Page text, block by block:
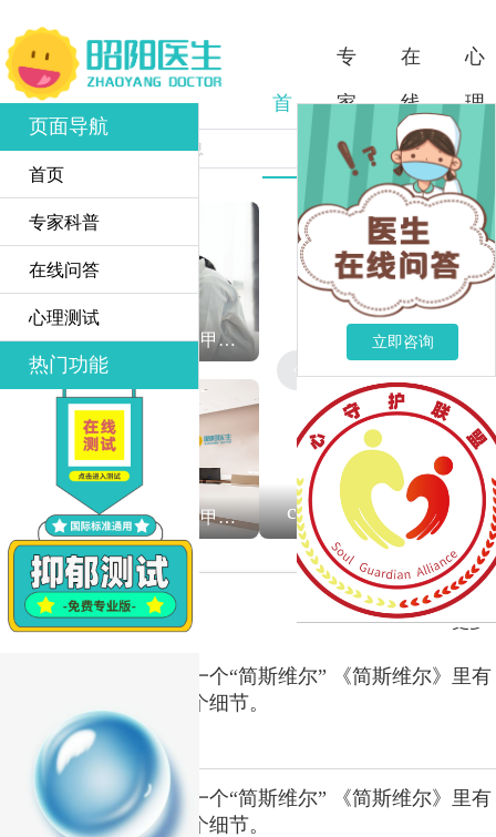
首
专
家
科
在
线
问
答
心
理
测
试
10000+实名认证医生/三甲医院精神科医生
10000+实名认证医生/三甲医院精神科医生 cecece
抑郁症 更多
下一个“简斯维尔” 《简斯维尔》里有
一个细节。
下一个“简斯维尔” 《简斯维尔》里有
一个细节。
立即咨询
页面导航
首页
专家科普
在线问答
心理测试
热门功能